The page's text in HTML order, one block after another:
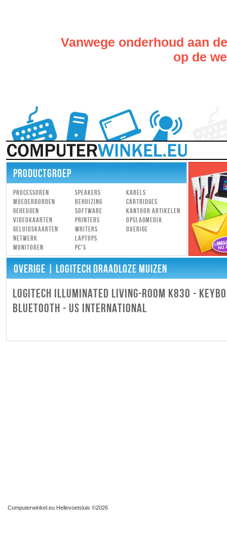
Vanwege onderhoud aan
op de
PRODUCTGROEP
Processoren
Moederborden
Geheugen
Videokaarten
Geluidskaarten
Netwerk
Monitoren
Speakers
Behuizing
Software
Printers
Writers
Laptops
PC's
Kabels
Cartridges
Kantoor artikelen
Opslagmedia
Overige
OVERIGE| LOGITECH DRAADLOZE MUIZEN
LOGITECH ILLUMINATED LIVING-ROOM K830 -
BLUETOOTH - US INTERNATIONAL
Computerwinkel.eu Hellevoetsluis ©2026